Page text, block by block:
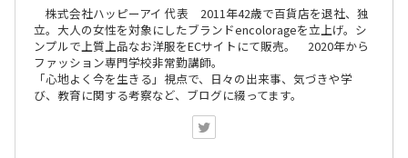
株式会社ハッピーアイ 代表 2011年42歳で百貨店を退社、独
立。大人の女性を対象にしたブランドencolorageを立上げ。シ
ンプルで上質上品なお洋服をECサイトにて販売。 2020年から
ファッション専門学校非常勤講師。
「心地よく今を生きる」視点で、日々の出来事、気づきや学
び、教育に関する考察など、ブログに綴ってます。